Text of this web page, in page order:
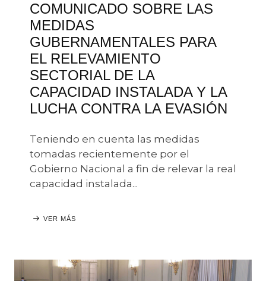
COMUNICADO SOBRE LAS
MEDIDAS
GUBERNAMENTALES PARA
EL RELEVAMIENTO
SECTORIAL DE LA
CAPACIDAD INSTALADA Y LA
LUCHA CONTRA LA EVASIÓN
Teniendo en cuenta las medidas
tomadas recientemente por el
Gobierno Nacional a fin de relevar la real
capacidad instalada...
VER MÁS